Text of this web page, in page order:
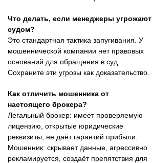
Что делать, если менеджеры угрожают
судом?
Это стандартная тактика запугивания. У
мошеннической компании нет правовых
оснований для обращения в суд.
Сохраните эти угрозы как доказательство.
Как отличить мошенника от
настоящего брокера?
Легальный брокер: имеет проверяемую
лицензию, открытые юридические
реквизиты, не даёт гарантий прибыли.
Мошенник: скрывает данные, агрессивно
рекламируется, создаёт препятствия для